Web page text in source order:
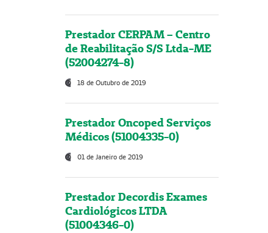
Prestador CERPAM – Centro
de Reabilitação S/S Ltda-ME
(52004274-8)
18 de Outubro de 2019
Prestador Oncoped Serviços
Médicos (51004335-0)
01 de Janeiro de 2019
Prestador Decordis Exames
Cardiológicos LTDA
(51004346-0)